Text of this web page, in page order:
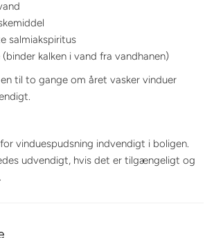
salmiakspiritus
(binder kalken i vand fra vandhanen)
til to gange om året vasker vinduer
vinduespudsning indvendigt i boligen.
udvendigt, hvis det er tilgængeligt og